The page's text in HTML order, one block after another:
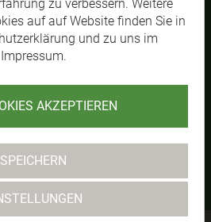
MEHR
zu verbessern. Weitere
auf auf Website finden Sie in
und zu uns im
Impressum.
AKZEPTIEREN
SPEICHERN